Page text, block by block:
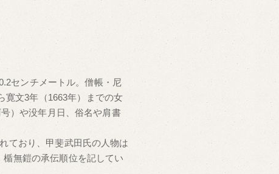
センチメートル。僧帳・尼
寛文3年（1663年）までの女
）や没年月日、俗名や肩書
ており、甲斐武田氏の人物は
無鎧の承伝順位を記してい